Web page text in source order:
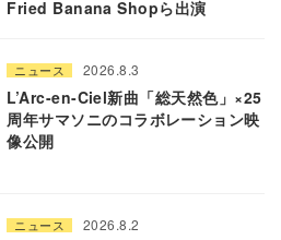
Fried Banana Shopら出演
ニュース 2026.8.3
L’Arc-en-Ciel新曲「総天然色」×25
周年サマソニのコラボレーション映
像公開
ニュース 2026.8.2